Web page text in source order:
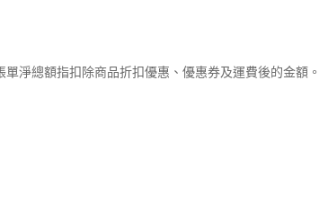
淨總額指扣除商品折扣優惠、優惠券及運費後的金額。